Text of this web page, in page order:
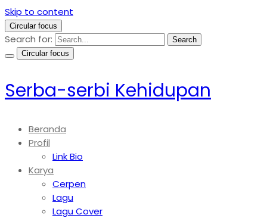
Skip to content
Circular focus
Search for:
Search
Circular focus
Serba-serbi Kehidupan
Beranda
Profil
Link Bio
Karya
Cerpen
Lagu
Lagu Cover